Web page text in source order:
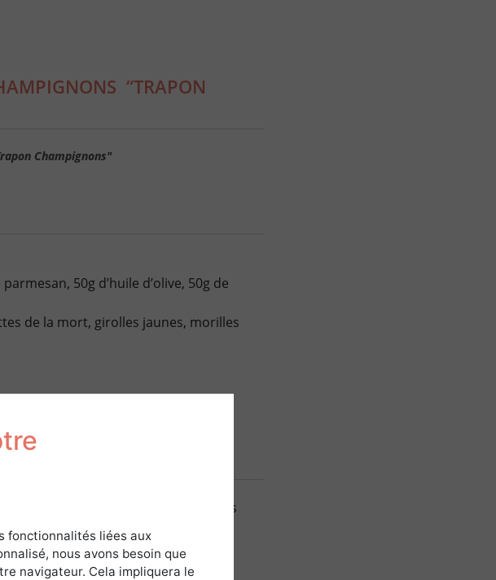
“TRAPON
Champignons"
50g d’huile d’olive, 50g de
de la mort, girolles jaunes, morilles
le parmesan, l’huile d’olive et les
fonctionnalités liées aux
nous avons besoin que
navigateur. Cela impliquera le